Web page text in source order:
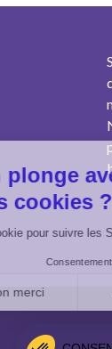
On
des
Un cookie
Plateforme